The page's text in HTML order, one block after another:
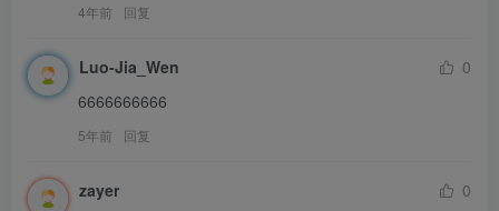
4年前 回复
Luo-Jia_Wen
0
6666666666
5年前 回复
zayer
0